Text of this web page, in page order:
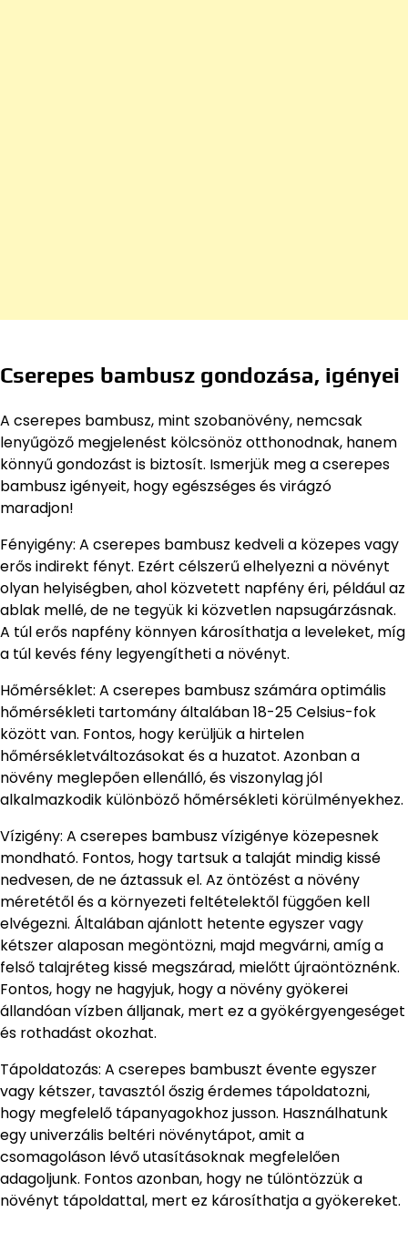
Cserepes bambusz gondozása, igényei
A cserepes bambusz, mint szobanövény, nemcsak
lenyűgöző megjelenést kölcsönöz otthonodnak, hanem
könnyű gondozást is biztosít. Ismerjük meg a cserepes
bambusz igényeit, hogy egészséges és virágzó
maradjon!
Fényigény: A cserepes bambusz kedveli a közepes vagy
erős indirekt fényt. Ezért célszerű elhelyezni a növényt
olyan helyiségben, ahol közvetett napfény éri, például az
ablak mellé, de ne tegyük ki közvetlen napsugárzásnak.
A túl erős napfény könnyen károsíthatja a leveleket, míg
a túl kevés fény legyengítheti a növényt.
Hőmérséklet: A cserepes bambusz számára optimális
hőmérsékleti tartomány általában 18-25 Celsius-fok
között van. Fontos, hogy kerüljük a hirtelen
hőmérsékletváltozásokat és a huzatot. Azonban a
növény meglepően ellenálló, és viszonylag jól
alkalmazkodik különböző hőmérsékleti körülményekhez.
Vízigény: A cserepes bambusz vízigénye közepesnek
mondható. Fontos, hogy tartsuk a talaját mindig kissé
nedvesen, de ne áztassuk el. Az öntözést a növény
méretétől és a környezeti feltételektől függően kell
elvégezni. Általában ajánlott hetente egyszer vagy
kétszer alaposan megöntözni, majd megvárni, amíg a
felső talajréteg kissé megszárad, mielőtt újraöntöznénk.
Fontos, hogy ne hagyjuk, hogy a növény gyökerei
állandóan vízben álljanak, mert ez a gyökérgyengeséget
és rothadást okozhat.
Tápoldatozás: A cserepes bambuszt évente egyszer
vagy kétszer, tavasztól őszig érdemes tápoldatozni,
hogy megfelelő tápanyagokhoz jusson. Használhatunk
egy univerzális beltéri növénytápot, amit a
csomagoláson lévő utasításoknak megfelelően
adagoljunk. Fontos azonban, hogy ne túlöntözzük a
növényt tápoldattal, mert ez károsíthatja a gyökereket.